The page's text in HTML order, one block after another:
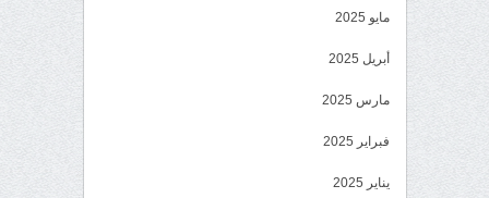
مايو 2025
أبريل 2025
مارس 2025
فبراير 2025
يناير 2025